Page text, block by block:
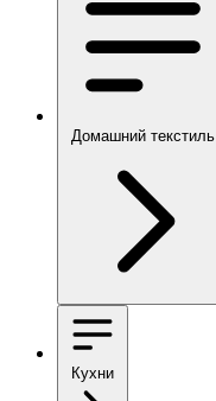
Домашний текстиль
Кухни